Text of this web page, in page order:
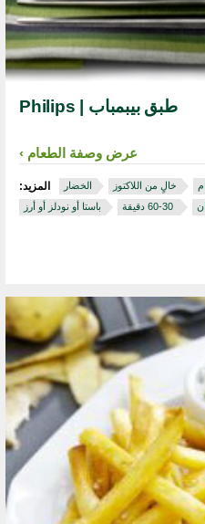
طبق بيبمباب | Philips
عرض وصفة الطعام
المزيد: الخضار خالٍ من اللاكتوز
باستا أو نودلز أو أرز
‏ 30‏-60 دقيقة